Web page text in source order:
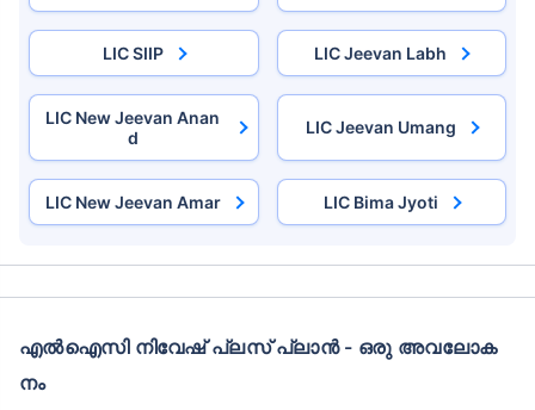
LIC SIIP LIC Jeevan Labh
LIC New Jeevan Anan
d
LIC Jeevan Umang
LIC New Jeevan Amar LIC Bima Jyoti
എൽഐസി നിവേഷ് പ്ലസ് പ്ലാൻ - ഒരു അവലോക
നം